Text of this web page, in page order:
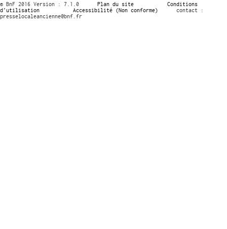
© BnF 2016 Version : 7.1.0 Plan du site
Conditions
d’utilisation
Accessibilité (Non conforme)
contact :
presselocaleancienne@bnf.fr